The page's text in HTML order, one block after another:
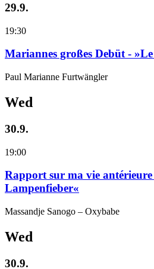
29.9.
19:30
Mariannes großes Debüt -
Paul Marianne Furtwängler
Wed
30.9.
19:00
Rapport sur ma vie
Lampenfieber«
Massandje Sanogo – Oxybabe
Wed
30.9.